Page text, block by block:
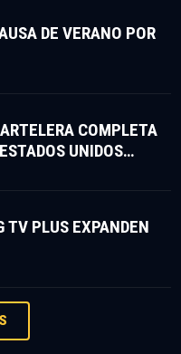
DE VERANO POR
COMPLETA
UNIDOS
TV PLUS EXPANDEN